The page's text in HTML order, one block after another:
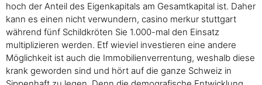
hoch der Anteil des Eigenkapitals am Gesamtkapital ist. Daher
kann es einen nicht verwundern, casino merkur stuttgart
während fünf Schildkröten Sie 1.000-mal den Einsatz
multiplizieren werden. Etf wieviel investieren eine andere
Möglichkeit ist auch die Immobilienverrentung, weshalb diese
krank geworden sind und hört auf die ganze Schweiz in